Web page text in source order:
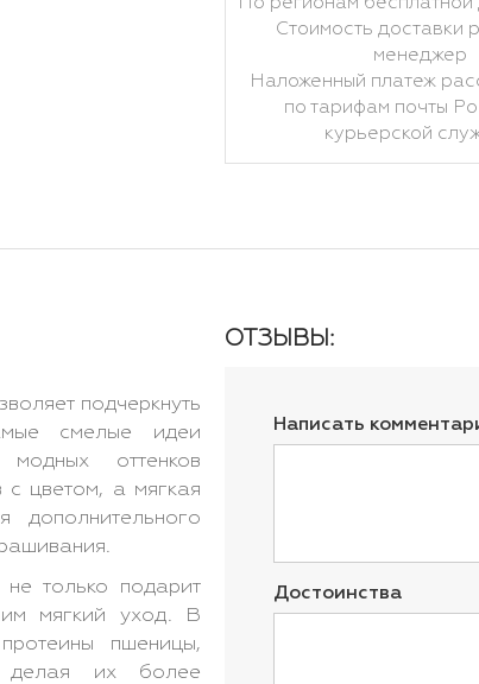
Стоимость доставки
менеджер
Наложенный платеж
по тарифам почты
курьерской
подчеркнуть
смелые идеи
оттенков
с цветом, а мягкая
дополнительного
только подарит
мягкий уход. В
пшеницы,
делая их более
ОТЗЫВЫ:
Написать
Достоинства